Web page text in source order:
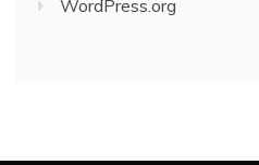
WordPress.org